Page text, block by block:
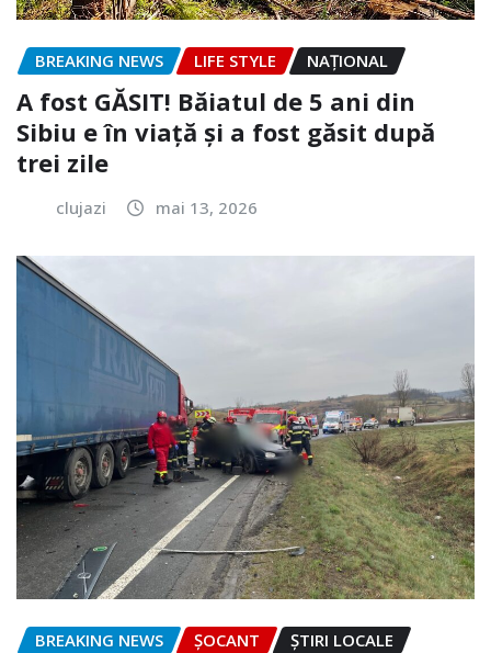
BREAKING NEWS LIFE STYLE NAŢIONAL
A fost GĂSIT! Băiatul de 5 ani din
Sibiu e în viață și a fost găsit după
trei zile
clujazi mai 13, 2026
BREAKING NEWS ȘOCANT ȘTIRI LOCALE